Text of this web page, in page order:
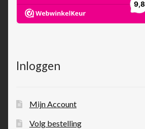
Inloggen
Mijn Account
Volg bestelling